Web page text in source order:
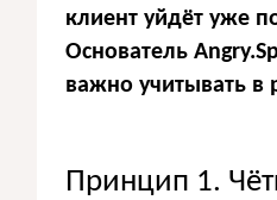
клиент уйдёт уже
Основатель
важно учитывать
Принцип 1.